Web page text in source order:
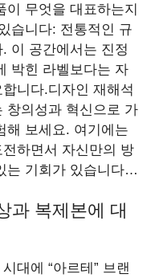
이 무엇을 대표하는지
습니다: 전통적인 규
이 공간에서는 진정
박힌 라벨보다는 자
니다.디자인 재해석
창의성과 혁신으로 가
해 보세요. 여기에는
하면서 자신만의 방
는 기회가 있습니다…
과 복제본에 대
대에 “아르테” 브랜